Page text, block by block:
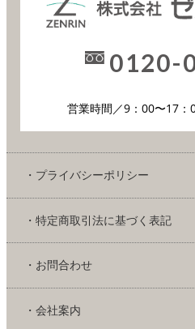
0120-
営業時間／9：00〜17：
・プライバシーポリシー
・特定商取引法に基づく表記
・お問合わせ
・会社案内